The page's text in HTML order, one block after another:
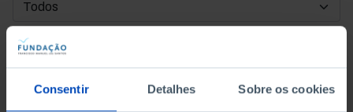
Consentir Detalhes Sobre os cookies
DATA DE INÍCIO
DATA DE FIM